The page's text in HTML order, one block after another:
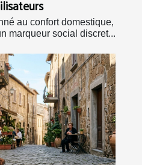
au confort domestique,
marqueur social discret...